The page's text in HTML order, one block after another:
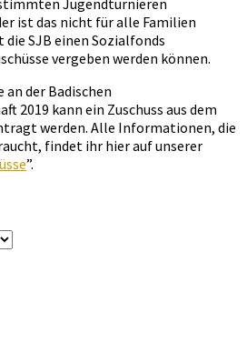
Jugendturnieren
ist das nicht für alle Familien
SJB einen Sozialfonds
vergeben werden können.
der Badischen
2019 kann ein Zuschuss aus dem
werden. Alle Informationen, die
findet ihr hier auf unserer
”.